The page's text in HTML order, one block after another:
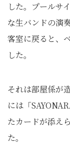
した。プールサ
な生バンドの演
客室に戻ると、
した。
それは部屋係が
には「
たカードが添え
た。